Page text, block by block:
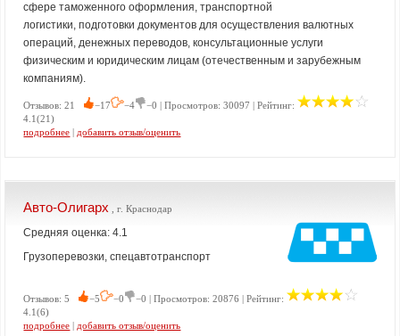
сфере таможенного оформления, транспортной
логистики, подготовки документов для осуществления валютных
операций, денежных переводов, консультационные услуги
физическим и юридическим лицам (отечественным и зарубежным
компаниям).
Отзывов: 21 −17 −4
−0 | Просмотров: 30097 | Рейтинг:
4.1(21)
подробнее | добавить отзыв/оценить
Авто-Олигарх , г. Краснодар
Средняя оценка: 4.1
Грузоперевозки, спецавтотранспорт
Отзывов: 5 −5 −0
−0 | Просмотров: 20876 | Рейтинг:
4.1(6)
подробнее | добавить отзыв/оценить